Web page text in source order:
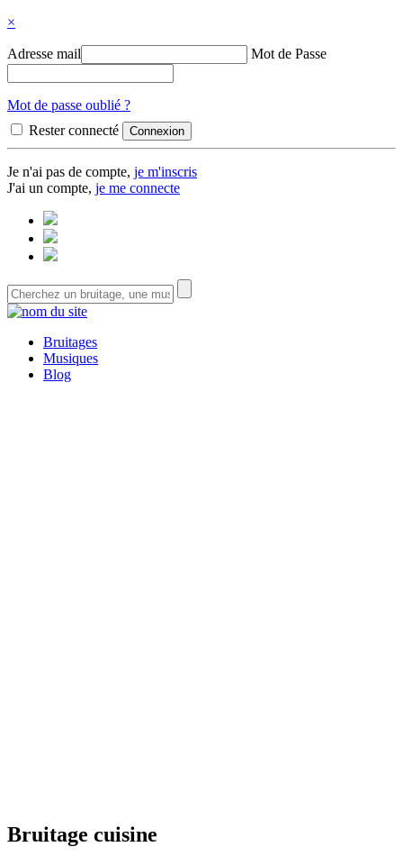
×
Adresse mail Mot de Passe
Mot de passe oublié ?
Rester connecté
Je n'ai pas de compte, je m'inscris
J'ai un compte, je me connecte
Bruitages
Musiques
Blog
Bruitage cuisine